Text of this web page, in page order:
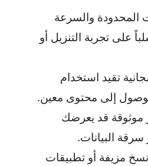
المحدودة والسرعة
على تجربة التنزيل أو
تقيد استخدام
إلى محتوى معين.
موثوقة قد يعرضك
البيانات.
مزيفة أو تطبيقات